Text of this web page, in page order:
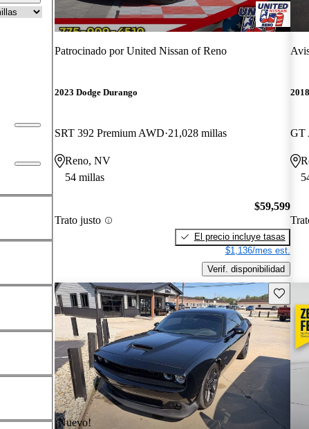
Patrocinado porUnited Nissan of Reno
2023 Dodge Durango
SRT 392 Premium AWD 21,028 millas
Reno, NV
54 millas
Trato justo
$59,599
El precio incluye tasas
$1,136/mes est.
Verif. disponibilidad
GT
¡Nuevo!
Guarda